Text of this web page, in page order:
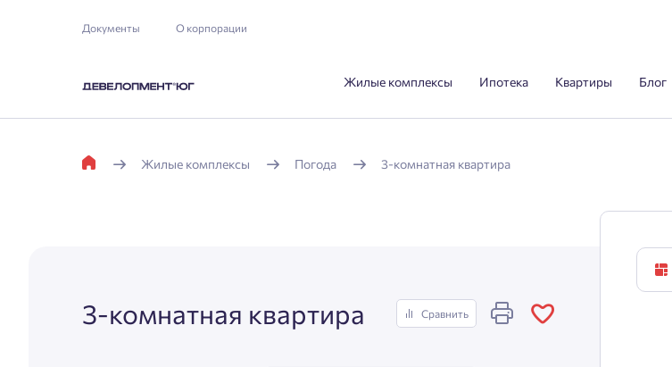
Документы О корпорации
Жилые комплексы Ипотека Квартиры Блог
Жилые комплексы Погода 3-комнатная квартира
3-комнатная квартира Сравнить